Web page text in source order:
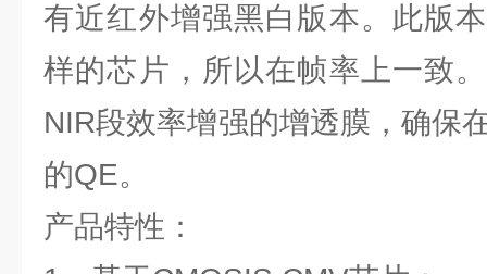
有近红外增强黑白版本。此版
样的芯片，所以在帧率上一致
NIR段效率增强的增透膜，确保
的QE。
产品特性：